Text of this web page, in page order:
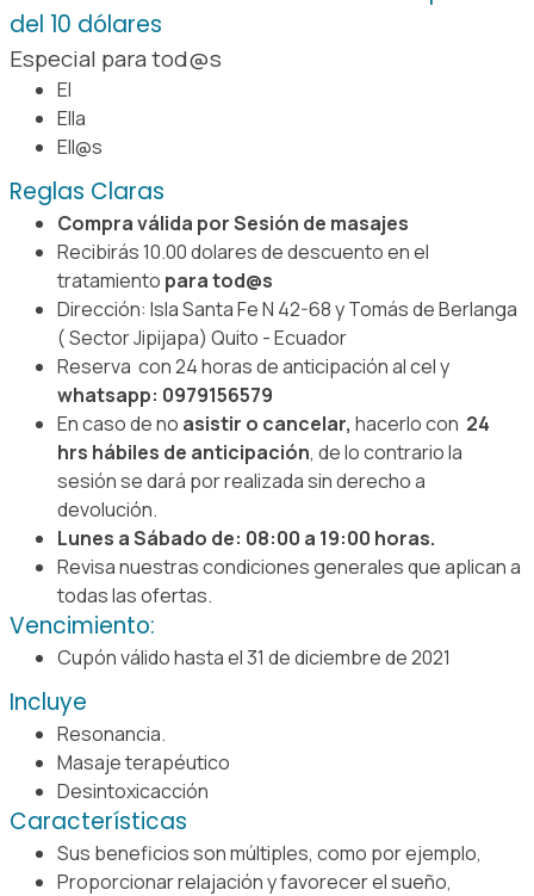
del 10 dólares
Especial para tod@s
El
Ella
Ell@s
Reglas Claras
Compra válida por Sesión de masajes
Recibirás 10.00 dolares de descuento en el
tratamiento para tod@s
Dirección: Isla Santa Fe N 42-68 y Tomás de Berlanga
( Sector Jipijapa) Quito - Ecuador
Reserva con 24 horas de anticipación al cel y
whatsapp: 0979156579
En caso de no asistir o cancelar, hacerlo con 24
hrs hábiles de anticipación, de lo contrario la
sesión se dará por realizada sin derecho a
devolución.
Lunes a Sábado de: 08:00 a 19:00 horas.
Revisa nuestras condiciones generales que aplican a
todas las ofertas.
Vencimiento:
Cupón válido hasta el 31 de diciembre de 2021
Incluye
Resonancia.
Masaje terapéutico
Desintoxicacción
Características
Sus beneficios son múltiples, como por ejemplo,
Proporcionar relajación y favorecer el sueño,